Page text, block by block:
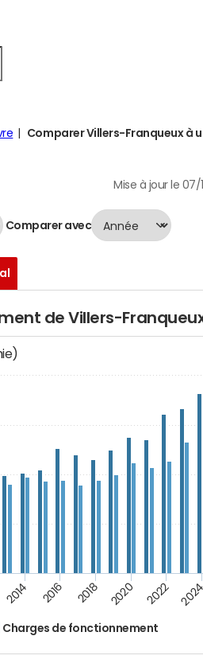
Comparer Villers-Franqueux à
Mise à jour le 07/
Comparer avec
de Villers-
Charges de fonctionnement
2014 2016 2018 2020 2022 2024